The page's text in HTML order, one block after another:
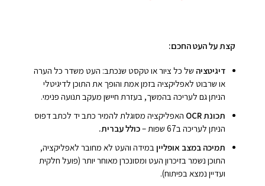
קצת על העט החכם:
דיגיטציה של כל ציור או טקסט שנכתב: העט משדר כל הערה
או שרבוט לאפליקציה בזמן אמת והופך את התוכן לדיגיטלי
הניתן גם לעריכה בהמשך, בעזרת חיישן מעקב תנועה פנימי.
תכונת OCR
האפליקציה מסוגלת להמיר כתב יד לכתב דפוס
הניתן לעריכה ב67 שפות –
כולל עברית.
תמיכה במצב אופליין במידה והעט לא מחובר לאפליקציה,
התוכן נשמר בזיכרון העט ומסונכרן מאוחר יותר (פועל חלקית
ועדיין נמצא בפיתוח).